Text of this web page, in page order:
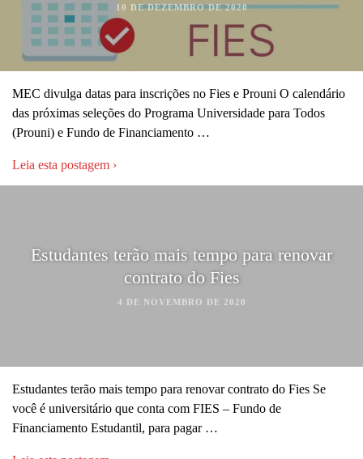
10 DE DEZEMBRO DE 2020
MEC divulga datas para inscrições no Fies e Prouni O calendário
das próximas seleções do Programa Universidade para Todos
(Prouni) e Fundo de Financiamento …
Leia esta postagem ›
Estudantes terão mais tempo para renovar
contrato do Fies
4 DE NOVEMBRO DE 2020
Estudantes terão mais tempo para renovar contrato do Fies Se
você é universitário que conta com FIES – Fundo de
Financiamento Estudantil, para pagar …